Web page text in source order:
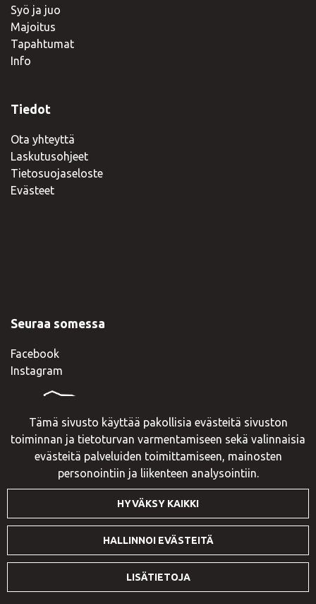
Tämä sivusto käyttää pakollisia evästeitä sivuston
toiminnan ja tietoturvan varmentamiseen sekä valinnaisia
evästeitä palveluiden toimittamiseen, mainosten
personointiin ja liikenteen analysointiin.
HYVÄKSY KAIKKI
HALLINNOI EVÄSTEITÄ
LISÄTIETOJA
Syö ja juo
Majoitus
Tapahtumat
Info
Tiedot
Ota yhteyttä
Laskutusohjeet
Tietosuojaseloste
Evästeet
Seuraa somessa
Facebook
Instagram
© VisitIlomantsi 2023. Sivusto:atFlow.